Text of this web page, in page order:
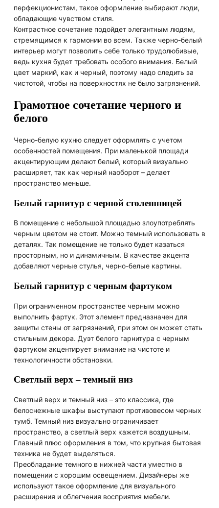
перфекционистам, такое оформление выбирают люди,
обладающие чувством стиля.
Контрастное сочетание подойдет элегантным людям,
стремящимся к гармонии во всем. Также черно-белый
интерьер могут позволить себе только трудолюбивые,
ведь кухня будет требовать особого внимания. Белый
цвет маркий, как и черный, поэтому надо следить за
чистотой, чтобы на поверхностях не было загрязнений.
Грамотное сочетание черного и
белого
Черно-белую кухню следует оформлять с учетом
особенностей помещения. При маленькой площади
акцентирующим делают белый, который визуально
расширяет, так как черный наоборот – делает
пространство меньше.
Белый гарнитур с черной столешницей
В помещение с небольшой площадью злоупотреблять
черным цветом не стоит. Можно темный использовать в
деталях. Так помещение не только будет казаться
просторным, но и динамичным. В качестве акцента
добавляют черные стулья, черно-белые картины.
Белый гарнитур с черным фартуком
При ограниченном пространстве черным можно
выполнить фартук. Этот элемент предназначен для
защиты стены от загрязнений, при этом он может стать
стильным декора. Дуэт белого гарнитура с черным
фартуком акцентирует внимание на чистоте и
технологичности обстановки.
Светлый верх – темный низ
Светлый верх и темный низ – это классика, где
белоснежные шкафы выступают противовесом черных
тумб. Темный низ визуально ограничивает
пространство, а светлый верх кажется воздушным.
Главный плюс оформления в том, что крупная бытовая
техника не будет выделяться.
Преобладание темного в нижней части уместно в
помещении с хорошим освещением. Дизайнеры же
используют такое оформление для визуального
расширения и облегчения восприятия мебели.